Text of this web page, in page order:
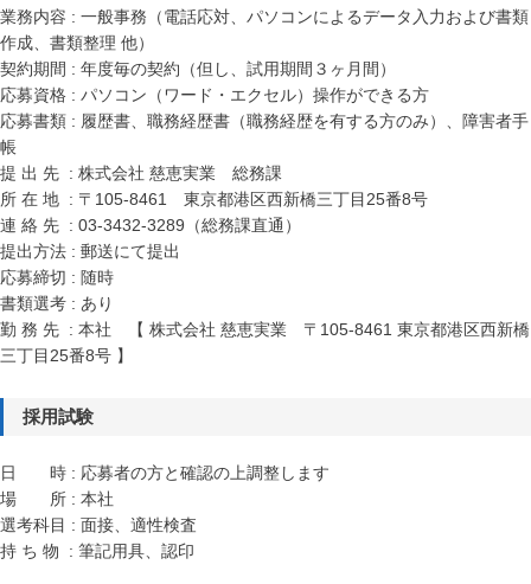
業務内容 : 一般事務（電話応対、パソコンによるデータ入力および書類
作成、書類整理 他）
契約期間 : 年度毎の契約（但し、試用期間３ヶ月間）
応募資格 : パソコン（ワード・エクセル）操作ができる方
応募書類 : 履歴書、職務経歴書（職務経歴を有する方のみ）、障害者手
帳
提 出 先 : 株式会社 慈恵実業 総務課
所 在 地 : 〒105-8461 東京都港区西新橋三丁目25番8号
連 絡 先 : 03-3432-3289（総務課直通）
提出方法 : 郵送にて提出
応募締切 : 随時
書類選考 : あり
勤 務 先 : 本社 【 株式会社 慈恵実業 〒105-8461 東京都港区西新橋
三丁目25番8号 】
採用試験
日 時 : 応募者の方と確認の上調整します
場 所 : 本社
選考科目 : 面接、適性検査
持 ち 物 : 筆記用具、認印